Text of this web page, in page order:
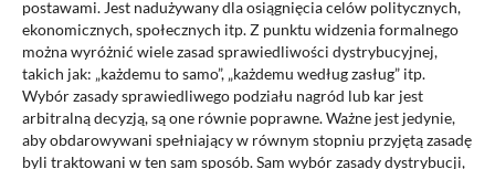
postawami. Jest nadużywany dla osiągnięcia celów politycznych,
ekonomicznych, społecznych itp. Z punktu widzenia formalnego
można wyróżnić wiele zasad sprawiedliwości dystrybucyjnej,
takich jak: „każdemu to samo”, „każdemu według zasług” itp.
Wybór zasady sprawiedliwego podziału nagród lub kar jest
arbitralną decyzją, są one równie poprawne. Ważne jest jedynie,
aby obdarowywani spełniający w równym stopniu przyjętą zasadę
byli traktowani w ten sam sposób. Sam wybór zasady dystrybucji,